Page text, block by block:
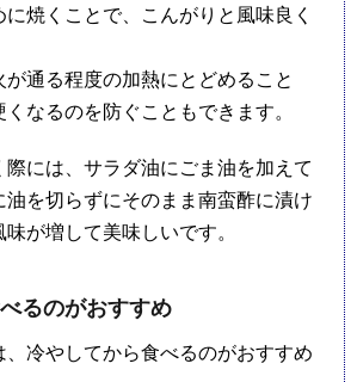
焼くことで、こんがりと風味良く
が通る程度の加熱にとどめること
なるのを防ぐこともできます。
際には、サラダ油にごま油を加えて
油を切らずにそのまま南蛮酢に漬け
が増して美味しいです。
るのがおすすめ
、冷やしてから食べるのがおすすめ